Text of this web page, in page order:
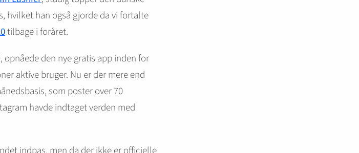
hvilket han også gjorde da vi fortalte
tilbage i foråret.
opnåede den nye gratis app inden for
aktive bruger. Nu er der mere end
som poster over 70
havde indtaget verden med